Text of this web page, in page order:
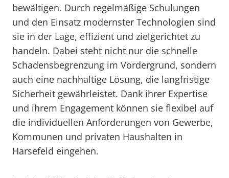
bewältigen. Durch regelmäßige Schulungen
und den Einsatz modernster Technologien sind
sie in der Lage, effizient und zielgerichtet zu
handeln. Dabei steht nicht nur die schnelle
Schadensbegrenzung im Vordergrund, sondern
auch eine nachhaltige Lösung, die langfristige
Sicherheit gewährleistet. Dank ihrer Expertise
und ihrem Engagement können sie flexibel auf
die individuellen Anforderungen von Gewerbe,
Kommunen und privaten Haushalten in
Harsefeld eingehen.